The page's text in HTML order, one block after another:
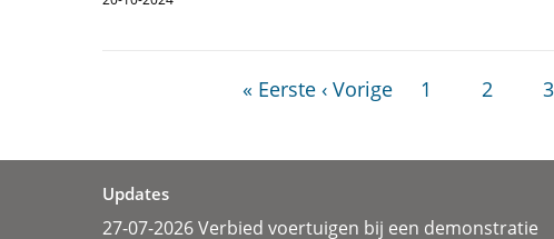
« Eerste ‹ Vorige 1 2 3
Updates
27-07-2026 Verbied voertuigen bij een demonstratie